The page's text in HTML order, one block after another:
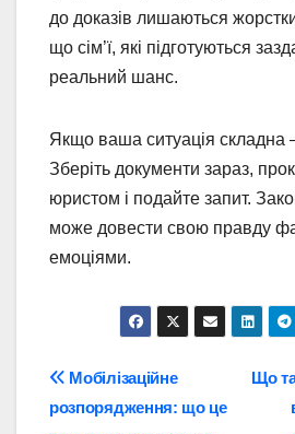
до доказів лишаються
що сім’ї, які підготуються
реальний шанс.
Якщо ваша ситуація складна
Зберіть документи зараз,
юристом і подайте запит.
може довести свою правду
емоціями.
Навігація
Що
Мобілізаційне
розпорядження: що це